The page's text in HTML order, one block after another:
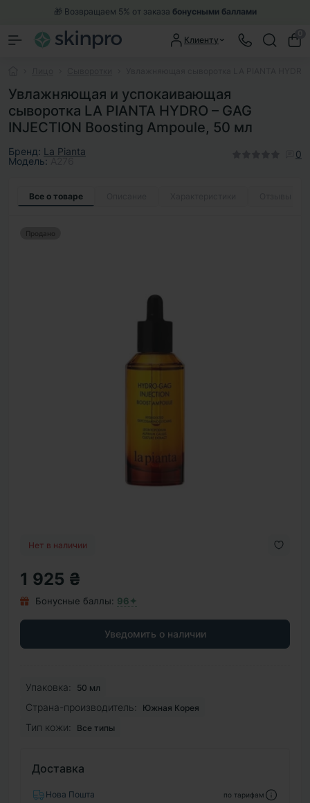
🎁 Возвращаем 5% от заказа бонусными баллами
Клиенту
Увлажняющая и успокаивающая
сыворотка LA PIANTA HYDRO – GAG
INJECTION Boosting Ampoule, 50 мл
Бренд: La Pianta
Модель:
0
Все о товаре
Продано
Нет в наличии
1 925 ₴
Бонусные баллы: 96✦
Уведомить о наличии
Упаковка: 50 мл
Страна-производитель: Южная Корея
Тип кожи: Все типы
Доставка
Нова Пошта по тарифам